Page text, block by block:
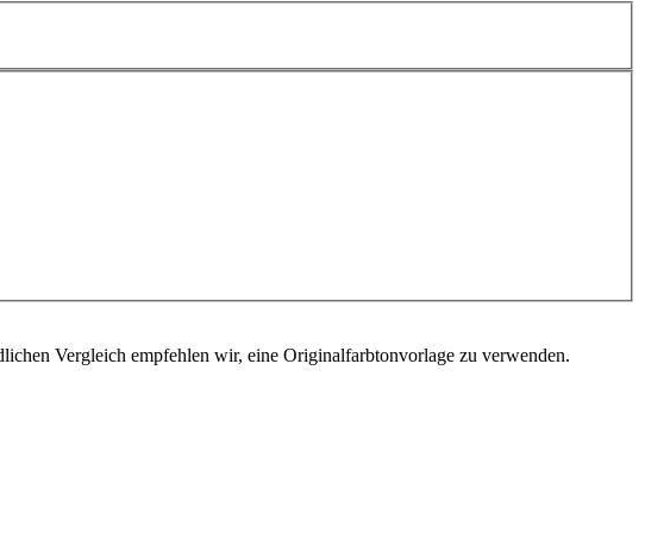
Vergleich empfehlen wir, eine Originalfarbtonvorlage zu verwenden.